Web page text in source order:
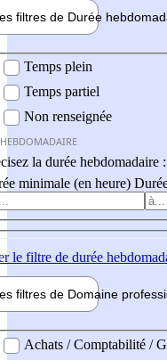
filtres de Durée hebdo
Temps plein
Temps partiel
Non renseignée
la durée hebdomadaire :
minimale (en heure)
le filtre de durée
filtres de Domaine pro
professionel
Achats / Comptabilité /